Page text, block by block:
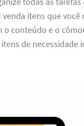
venda itens que você
o conteúdo e o
itens de necessidade